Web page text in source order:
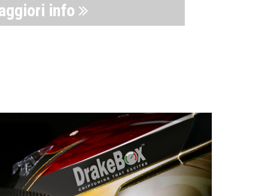
info